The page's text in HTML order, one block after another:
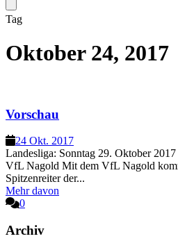
Tag
Oktober 24, 2017
Vorschau
24 Okt. 2017
Landesliga: Sonntag 29. Oktober
VfL Nagold Mit dem VfL Nagold
Spitzenreiter der...
Mehr davon
0
Archiv